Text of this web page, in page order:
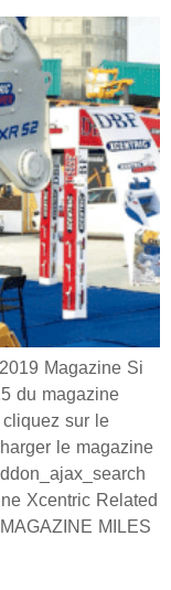
Magazine Si
du magazine
sur le
le magazine
Xcentric Related
MILES